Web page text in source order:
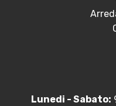
Lunedi - Sabato: